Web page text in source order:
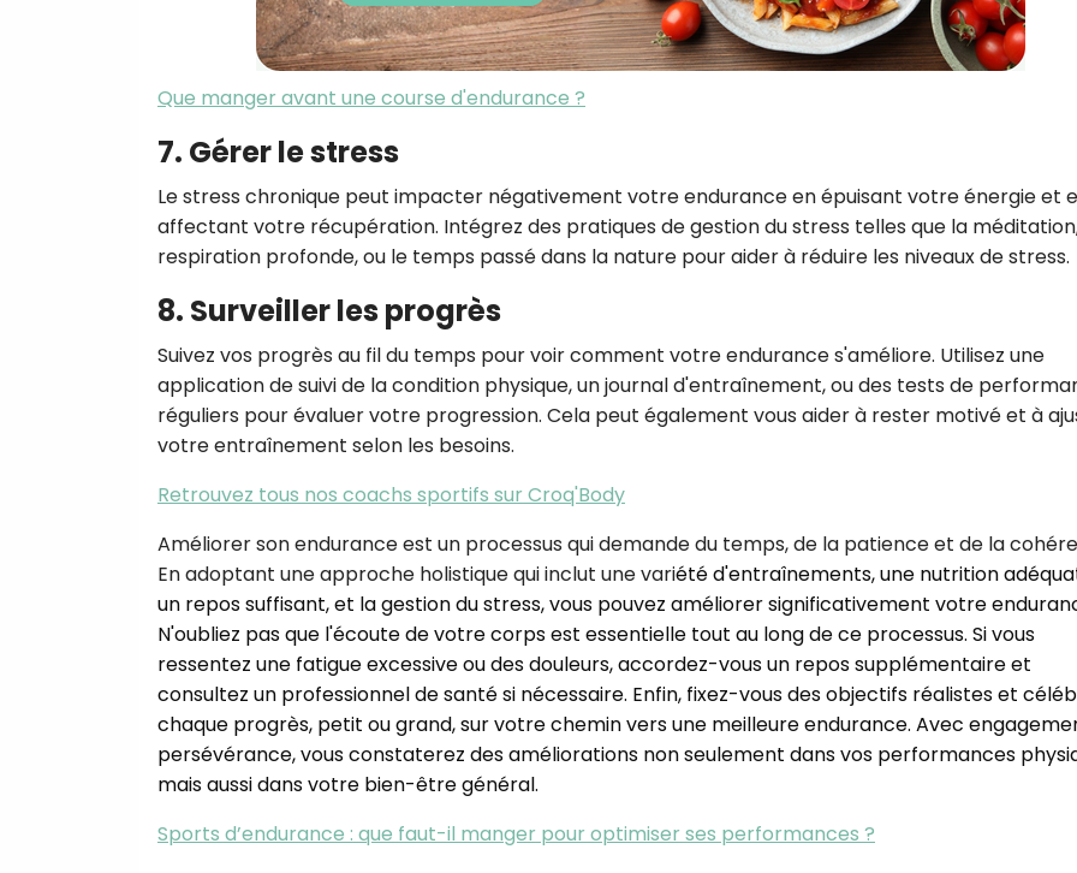
Que manger avant une course d'endurance ?
7. Gérer le stress
Le stress chronique peut impacter négativement votre endurance en épuisant votre énergie et
affectant votre récupération. Intégrez des pratiques de gestion du stress telles que la
respiration profonde, ou le temps passé dans la nature pour aider à réduire les niveaux de stress.
8. Surveiller les progrès
Suivez vos progrès au fil du temps pour voir comment votre endurance s'améliore. Utilisez une
application de suivi de la condition physique, un journal d'entraînement, ou des tests de
réguliers pour évaluer votre progression. Cela peut également vous aider à rester motivé et à
votre entraînement selon les besoins.
Retrouvez tous nos coachs sportifs sur Croq'Body
Améliorer son endurance est un processus qui demande du temps, de la patience et de la
En adoptant une approche holistique qui inclut une variété d'entraînements, une nutrition
un repos suffisant, et la gestion du stress, vous pouvez améliorer significativement votre
N'oubliez pas que l'écoute de votre corps est essentielle tout au long de ce processus. Si vous
ressentez une fatigue excessive ou des douleurs, accordez-vous un repos supplémentaire et
consultez un professionnel de santé si nécessaire. Enfin, fixez-vous des objectifs réalistes et
chaque progrès, petit ou grand, sur votre chemin vers une meilleure endurance. Avec
persévérance, vous constaterez des améliorations non seulement dans vos performances
mais aussi dans votre bien-être général.
Sports d’endurance : que faut-il manger pour optimiser ses performances ?